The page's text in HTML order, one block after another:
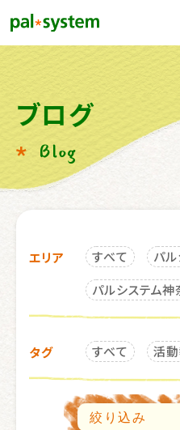
ブログ
Blog
エリア すべて
パ
パルシステム神
タグ すべて 活
絞り込み